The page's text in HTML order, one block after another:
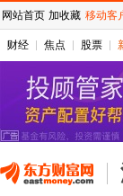
财经 焦点 股票
网站首页 加收藏 移动客